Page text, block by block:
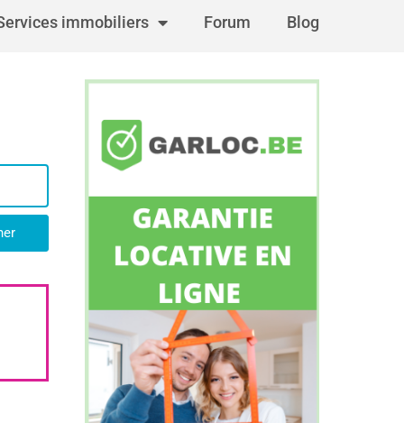
immobiliers Forum Blog